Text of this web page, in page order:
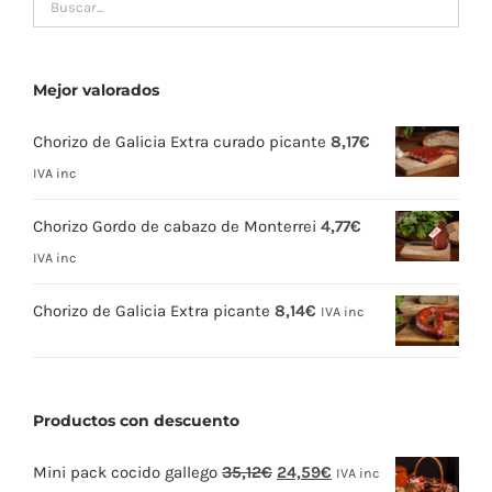
Mejor valorados
Chorizo de Galicia Extra curado picante 8,17€
IVA inc
Chorizo Gordo de cabazo de Monterrei 4,77€
IVA inc
Chorizo de Galicia Extra picante 8,14€ IVA inc
Productos con descuento
Mini pack cocido gallego 35,12€ El
24,59€ El
IVA inc